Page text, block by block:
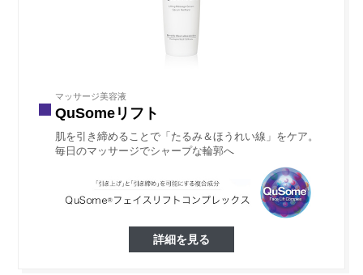
マッサージ美容液
QuSomeリフト
肌を引き締めることで「たるみ＆ほうれい線」をケア。
毎日のマッサージでシャープな輪郭へ
詳細を見る